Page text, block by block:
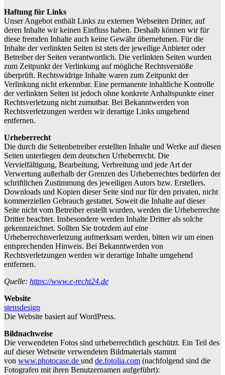
Haftung für Links
Unser Angebot enthält Links zu externen Webseiten Dritter, auf
deren Inhalte wir keinen Einfluss haben. Deshalb können wir für
diese fremden Inhalte auch keine Gewähr übernehmen. Für die
Inhalte der verlinkten Seiten ist stets der jeweilige Anbieter oder
Betreiber der Seiten verantwortlich. Die verlinkten Seiten wurden
zum Zeitpunkt der Verlinkung auf mögliche Rechtsverstöße
überprüft. Rechtswidrige Inhalte waren zum Zeitpunkt der
Verlinkung nicht erkennbar. Eine permanente inhaltliche Kontrolle
der verlinkten Seiten ist jedoch ohne konkrete Anhaltspunkte einer
Rechtsverletzung nicht zumutbar. Bei Bekanntwerden von
Rechtsverletzungen werden wir derartige Links umgehend
entfernen.
Urheberrecht
Die durch die Seitenbetreiber erstellten Inhalte und Werke auf diesen
Seiten unterliegen dem deutschen Urheberrecht. Die
Vervielfältigung, Bearbeitung, Verbreitung und jede Art der
Verwertung außerhalb der Grenzen des Urheberrechtes bedürfen der
schriftlichen Zustimmung des jeweiligen Autors bzw. Erstellers.
Downloads und Kopien dieser Seite sind nur für den privaten, nicht
kommerziellen Gebrauch gestattet. Soweit die Inhalte auf dieser
Seite nicht vom Betreiber erstellt wurden, werden die Urheberrechte
Dritter beachtet. Insbesondere werden Inhalte Dritter als solche
gekennzeichnet. Sollten Sie trotzdem auf eine
Urheberrechtsverletzung aufmerksam werden, bitten wir um einen
entsprechenden Hinweis. Bei Bekanntwerden von
Rechtsverletzungen werden wir derartige Inhalte umgehend
entfernen.
Quelle: https://www.e-recht24.de
Website
stensdesign
Die Website basiert auf WordPress.
Bildnachweise
Die verwendeten Fotos sind urheberrechtlich geschützt. Ein Teil des
auf dieser Webseite verwendeten Bildmaterials stammt
von www.photocase.de und de.fotolia.com (nachfolgend sind die
Fotografen mit ihren Benutzernamen aufgeführt):